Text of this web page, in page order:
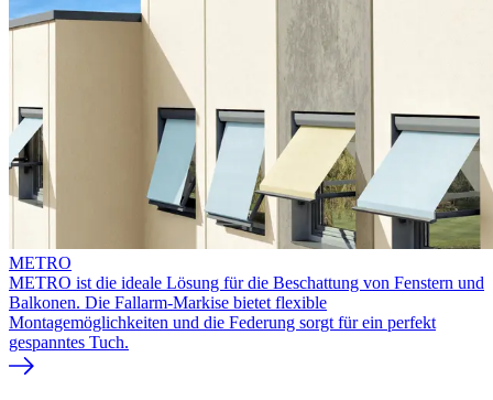
METRO
METRO ist die ideale Lösung für die Beschattung von Fenstern und
Balkonen. Die Fallarm-Markise bietet flexible
Montagemöglichkeiten und die Federung sorgt für ein perfekt
gespanntes Tuch.